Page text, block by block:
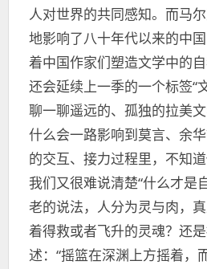
人对世界的共同感知。而马
地影响了八十年代以来的中
着中国作家们塑造文学中的
还会延续上一季的一个标签“
聊一聊遥远的、孤独的拉美
什么会一路影响到莫言、余
的交互、接力过程里，不知
我们又很难说清楚“什么才是
老的说法，人分为灵与肉，
着得救或者飞升的灵魂？还
述：“摇篮在深渊上方摇着，